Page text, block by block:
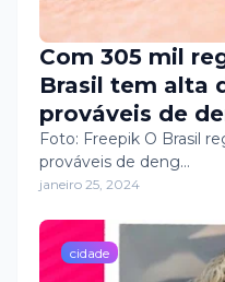
Com 305 mil
Brasil tem alta
prováveis de
Foto: Freepik O Brasil
prováveis de deng…
janeiro 25, 2024
cidade